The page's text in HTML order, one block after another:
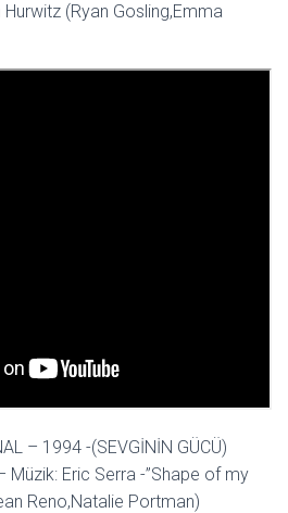
(Ryan Gosling,Emma
– 1994 -(SEVGİNİN GÜCÜ)
Müzik: Eric Serra -”Shape of my
Reno,Natalie Portman)